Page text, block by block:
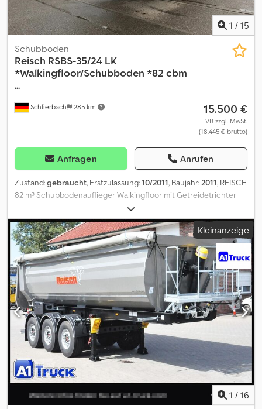
1 / 15
Schlierbach 285 km
Schubboden
Reisch RSBS-35/24 LK
*Walkingfloor/Schubboden *82 cbm
...
15.500 €
VB zzgl. MwSt.
(18.445 € brutto)
Anfragen Anrufen
Zustand:gebraucht, Erstzulassung:10/2011, Baujahr:2011, REISCH
82 m³ Schubbodenauflieger Walkingfloor mit Getreidetrichter
BODEN: SEHR GUTER ZUSTAND! ● Aufbau: Vollaluminium ●
Rahmen: Stahl Dksdpfx Abjyutyreqer ● 82 m³ Volumen ● 3 x BPW-
ECO Plus Achsen ● luftgefedert ● Liftachse ● Hebe- /Senkanlage
● Scheibenbremsen ● Podest ● Getreidetrichter -und Schieber
hinten ● Rollplane ● ALU-Schiebewand ● hydr. Verriegelung ●
WABCO - Smartboard ● ABS ● ALCOA - Felgen ● Bereifung:
385/65 R 22.5 ● GG.: 35.000 kg ● Leergewicht: 7.700 kg! ●
Gesamtlänge: 14.050 mm ● Innenmaße (incl. Getreidetrichter) :
12.600 x 2.470 x 2.510 mm - deutscher Auflieger! - 1. Hand! - TÜV /
HU: : neu! Irrtümer und Zwischenverkauf vorbehaltlich! = Weitere
Informationen = Zuladung: 1 kg Wenden Sie sich an Joannis
Arpantzanis oder Kai Bühler, um weitere Informationen zu
Kleinanzeige
1 / 16